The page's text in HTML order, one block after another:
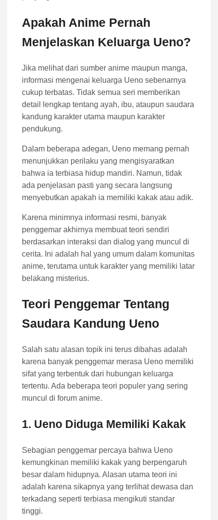
Apakah Anime Pernah
Menjelaskan Keluarga Ueno?
Jika melihat dari sumber anime maupun manga,
informasi mengenai keluarga Ueno sebenarnya
cukup terbatas. Tidak semua seri memberikan
detail lengkap tentang ayah, ibu, ataupun saudara
kandung karakter utama maupun karakter
pendukung.
Dalam beberapa adegan, Ueno memang pernah
menunjukkan perilaku yang mengisyaratkan
bahwa ia terbiasa hidup mandiri. Namun, tidak
ada penjelasan pasti yang secara langsung
menyebutkan apakah ia memiliki kakak atau adik.
Karena minimnya informasi resmi, banyak
penggemar akhirnya membuat teori sendiri
berdasarkan interaksi dan dialog yang muncul di
cerita. Ini adalah hal yang umum dalam komunitas
anime, terutama untuk karakter yang memiliki latar
belakang misterius.
Teori Penggemar Tentang
Saudara Kandung Ueno
Salah satu alasan topik ini terus dibahas adalah
karena banyak penggemar merasa Ueno memiliki
sifat yang terbentuk dari hubungan keluarga
tertentu. Ada beberapa teori populer yang sering
muncul di forum anime.
1. Ueno Diduga Memiliki Kakak
Sebagian penggemar percaya bahwa Ueno
kemungkinan memiliki kakak yang berpengaruh
besar dalam hidupnya. Alasan utama teori ini
adalah karena sikapnya yang terlihat dewasa dan
terkadang seperti terbiasa mengikuti standar
tinggi.